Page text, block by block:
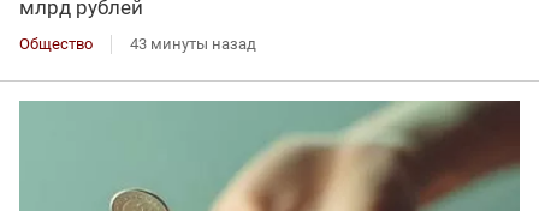
млрд рублей
Общество 43 минуты назад